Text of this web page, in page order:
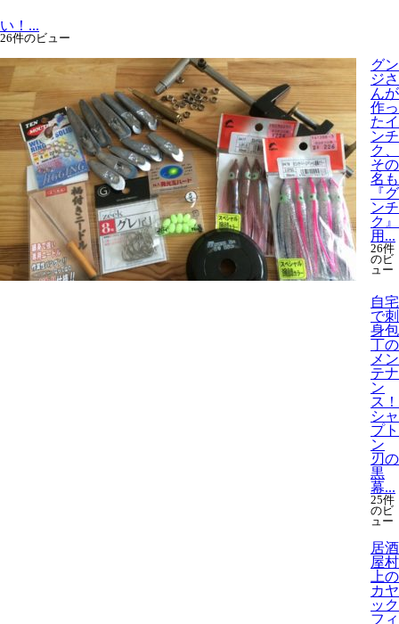
い！...
26件のビュー
グン
ジさ
んが
作っ
たイ
ンチ
ク、
その
名も
『グ
ンチ
ク』
用...
26件
のビ
ュー
自宅
で刺
身包
丁の
メン
テナ
ン
ス！
シャ
プト
ン
刃の
黒
幕...
25件
のビ
ュー
居酒
屋村
上の
カヤ
ック
フィ